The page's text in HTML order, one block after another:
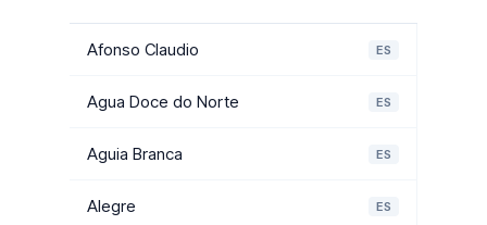
Afonso Claudio ES
Agua Doce do Norte ES
Aguia Branca ES
Alegre ES